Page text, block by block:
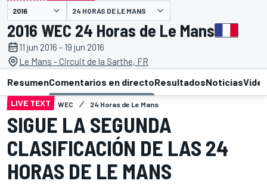
24 HORAS DE LE MANS
2016 WEC 24 Horas de Le Mans
11 jun 2016 - 19 jun 2016
Le Mans - Circuit de la Sarthe, FR
ResumenComentarios en directoResultadosNoticias
LIVE TEXT WEC 24 Horas de Le Mans
SIGUE LA SEGUNDA
CLASIFICACIÓN DE LAS 24
HORAS DE LE MANS